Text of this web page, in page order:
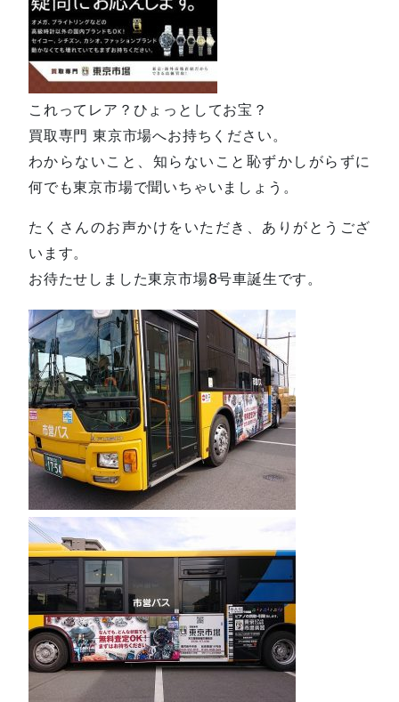
これってレア？ひょっとしてお宝？
買取専門 東京市場へお持ちください。
わからないこと、知らないこと恥ずかしがらずに
何でも東京市場で聞いちゃいましょう。
たくさんのお声かけをいただき、ありがとうござ
います。
お待たせしました東京市場8号車誕生です。